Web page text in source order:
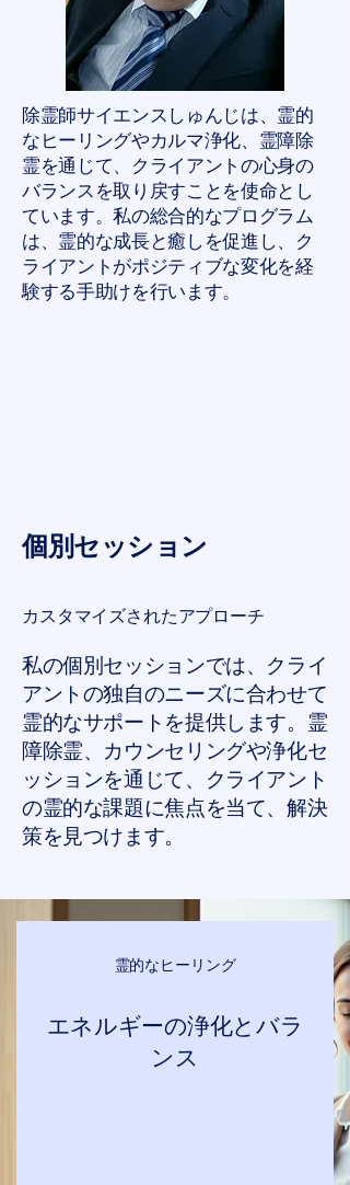
除霊師サイエンスしゅんじは、霊的
なヒーリングやカルマ浄化、霊障除
霊を通じて、クライアントの心身の
バランスを取り戻すことを使命とし
ています。私の総合的なプログラム
は、霊的な成長と癒しを促進し、ク
ライアントがポジティブな変化を経
験する手助けを行います。
個別セッション
カスタマイズされたアプローチ
私の個別セッションでは、クライ
アントの独自のニーズに合わせて
霊的なサポートを提供します。霊
障除霊、カウンセリングや浄化セ
ッションを通じて、クライアント
の霊的な課題に焦点を当て、解決
策を見つけます。
霊的なヒーリング
エネルギーの浄化とバラ
ンス